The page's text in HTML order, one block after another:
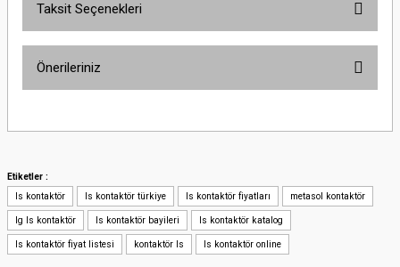
Taksit Seçenekleri
Önerileriniz
yetersiz gördüğünüz noktaları öneri formunu kullanarak tarafımıza
Ürün resmi kalitesiz, bozuk veya görüntülenemiyor.
Ürün açıklamasında eksik bilgiler bulunuyor.
Ürün bilgilerinde hatalar bulunuyor.
Etiketler :
ls kontaktör
ls kontaktör türkiye ls kontaktör fiyatları metasol kontaktör
lg ls kontaktör ls kontaktör bayileri ls kontaktör katalog
ls kontaktör fiyat listesi kontaktör ls ls kontaktör online